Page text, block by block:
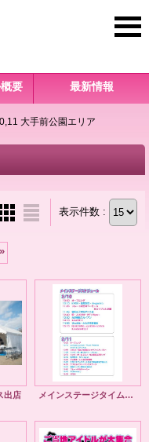
要 最新情報
大手前公園エリア
表示件数 :
»
出店 メインステージタイムスケジュール